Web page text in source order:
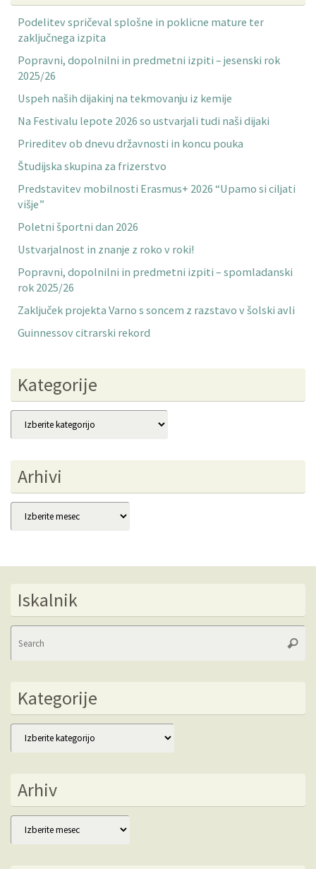
Podelitev spričeval splošne in poklicne mature ter
zaključnega izpita
Popravni, dopolnilni in predmetni izpiti – jesenski rok
2025/26
Uspeh naših dijakinj na tekmovanju iz kemije
Na Festivalu lepote 2026 so ustvarjali tudi naši dijaki
Prireditev ob dnevu državnosti in koncu pouka
Študijska skupina za frizerstvo
Predstavitev mobilnosti Erasmus+ 2026 “Upamo si ciljati
višje”
Poletni športni dan 2026
Ustvarjalnost in znanje z roko v roki!
Popravni, dopolnilni in predmetni izpiti – spomladanski
rok 2025/26
Zaključek projekta Varno s soncem z razstavo v šolski avli
Guinnessov citrarski rekord
Kategorije
Kategorije
Arhivi
Arhivi
Iskalnik
Kategorije
Kategorije
Arhiv
Arhiv